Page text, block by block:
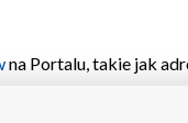
na Portalu, takie jak
lub dostęp do